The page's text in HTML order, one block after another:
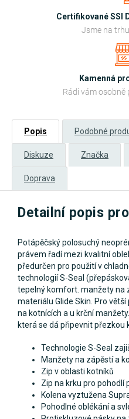
Certifikované SSI
Jsme na
Kamenná
Rádi vám osobně
Popis Podobné
Diskuze Značka
Doprava
Detailní popis
Potápěčský polosuchý
právem řadí mezi kvalitní
předurčen pro použití v
technologií S-Seal
tepelný komfort. manžety na
materiálu Glide Skin. Pro
na kotnících a u krční
která se dá připevnit přezkou
Technologie S-Seal
Manžety na zápěstí a
Zip v oblasti kotníků
Zip na krku pro pohodlí
Kolena vyztužena
Pohodlné oblékání a